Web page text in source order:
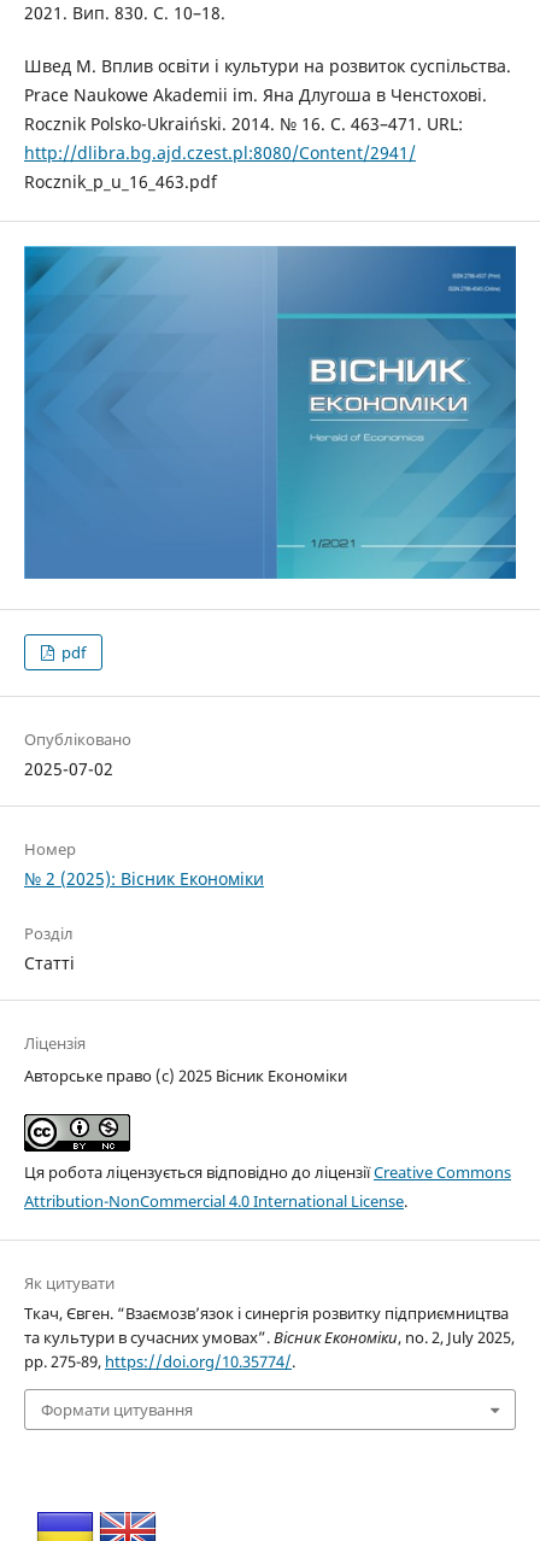
2021. Вип. 830. С. 10–18.
Швед М. Вплив освіти і культури на розвиток суспільства.
Prace Naukowe Akademii im. Яна Длугоша в Ченстохові.
Rocznik Polsko-Ukraiński. 2014. № 16. С. 463–471. URL:
http://dlibra.bg.ajd.czest.pl:8080/Content/2941/
Rocznik_p_u_16_463.pdf
pdf
Опубліковано
2025-07-02
Номер
№ 2 (2025): Вісник Економіки
Розділ
Статті
Ліцензія
Авторське право (c) 2025 Вісник Економіки
Ця робота ліцензується відповідно до ліцензіїCreative Commons
Attribution-NonCommercial 4.0 International License.
Як цитувати
Ткач, Євген. “Взаємозв’язок і синергія розвитку підприємництва
та культури в сучасних умовах”.Вісник Економіки, no. 2, July 2025,
pp. 275-89, https://doi.org/10.35774/.
Формати цитування